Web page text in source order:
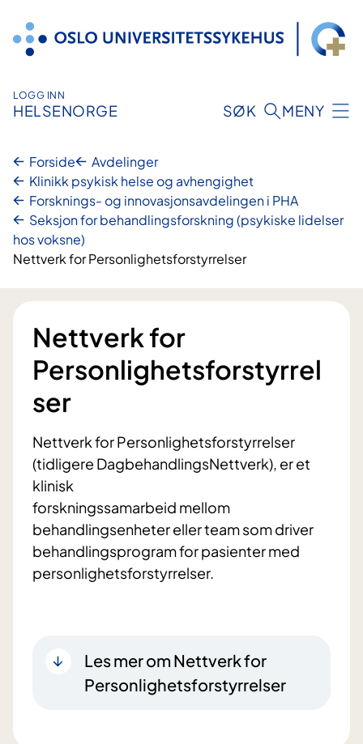
innhold
LOGG INN
HELSENORGE SØK MENY
Forside
Avdelinger
Klinikk psykisk helse og avhengighet
Forsknings- og innovasjonsavdelingen i PHA
Seksjon for behandlingsforskning (psykiske lidelser
hos voksne)
Nettverk for Personlighetsforstyrrelser
Nettverk for
Personlighetsforstyrrel
ser
Nettverk for Personlighetsforstyrrelser
(tidligere DagbehandlingsNettverk), er et
klinisk
forskningssamarbeid mellom
behandlingsenheter eller team som driver
behandlingsprogram for pasienter med
personlighetsforstyrrelser.
Les mer om Nettverk for
Personlighetsforstyrrelser